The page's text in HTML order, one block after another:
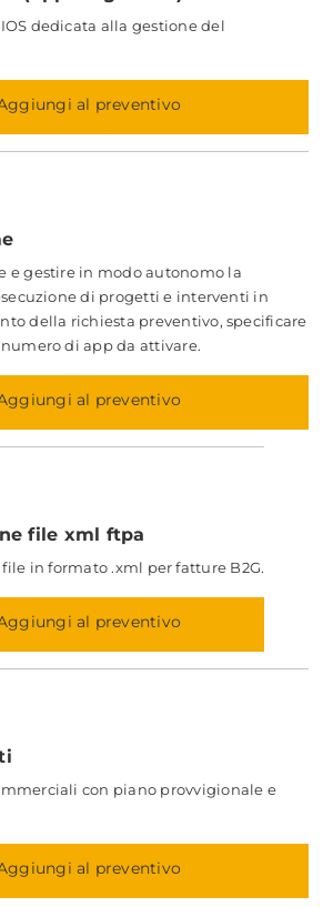
dedicata alla gestione del
al preventivo
e gestire in modo autonomo la
di progetti e interventi in
della richiesta preventivo, specificare
di app da attivare.
al preventivo
file xml ftpa
in formato .xml per fatture B2G.
al preventivo
con piano provvigionale e
al preventivo